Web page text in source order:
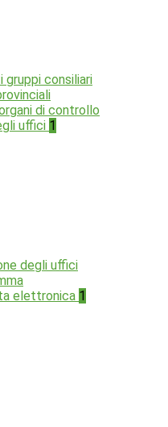
gruppi consiliari
di controllo
uffici 1
degli uffici
elettronica 1